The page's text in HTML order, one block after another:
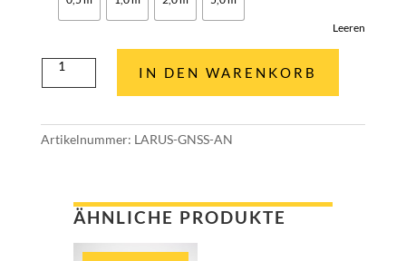
Leeren
GNSS
IN DEN WARENKORB
Artikelnummer: LARUS-GNSS-AN
ÄHNLICHE PRODUKTE